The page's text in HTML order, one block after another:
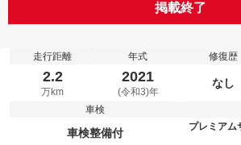
掲載終了
走行距離
2.2
万km
年式
2021
(令和3)年
修復歴
なし
車検
車検整備付
プレミアム